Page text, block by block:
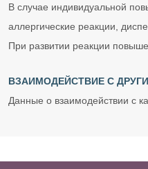
В случае индивидуальной
аллергические реакции,
При развитии реакции
ВЗАИМОДЕЙСТВИЕ С
Данные о взаимодействии с